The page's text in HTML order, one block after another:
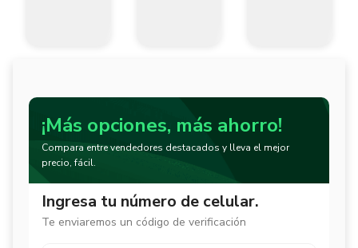
¡Más opciones, más ahorro!
Compara entre vendedores destacados y lleva el mejor
precio, fácil.
Ingresa tu número de celular.
Te enviaremos un código de verificación